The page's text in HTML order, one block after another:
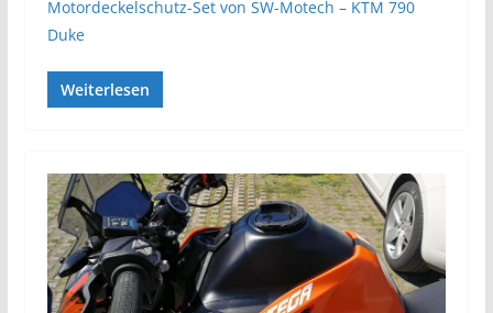
Motordeckelschutz-Set von SW-Motech – KTM 790
Duke
Weiterlesen